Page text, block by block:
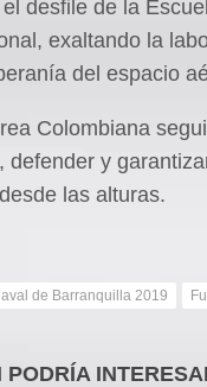
desfile de la
exaltando la
del espacio
Colombiana
defender y
las alturas.
de Barranquilla 2019
PODRÍA